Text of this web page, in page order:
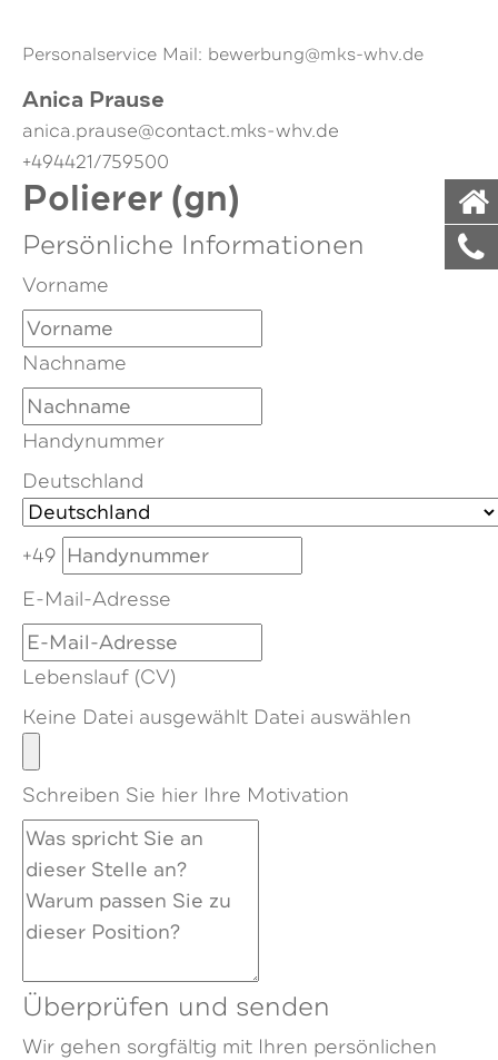
Personalservice Mail: bewerbung@mks-whv.de
Anica Prause
anica.prause@contact.mks-whv.de
+494421/759500
Polierer (gn)
Persönliche Informationen
Vorname
Nachname
Handynummer
Deutschland
+49
E-Mail-Adresse
Lebenslauf (CV)
Keine Datei ausgewählt Datei auswählen
Schreiben Sie hier Ihre Motivation
Überprüfen und senden
Wir gehen sorgfältig mit Ihren persönlichen